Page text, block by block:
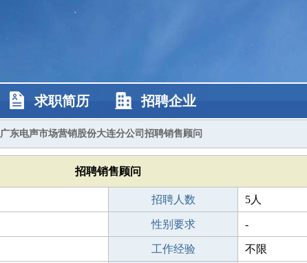
求职简历 招聘企业
广东电声市场营销股份大连分公司招聘销售顾问
招聘销售顾问
招聘人数 5人
性别要求 -
工作经验 不限